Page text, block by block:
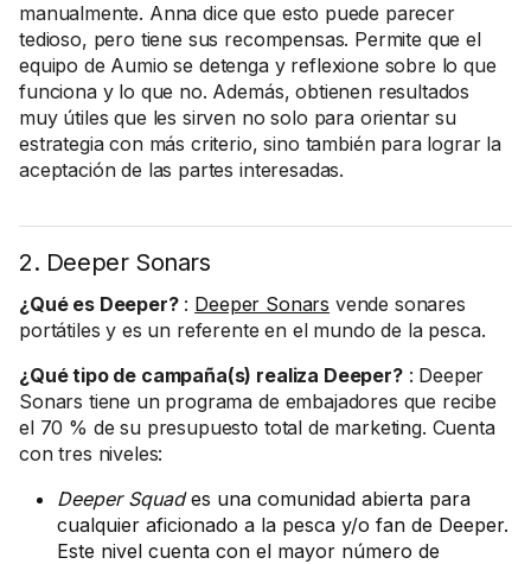
manualmente. Anna dice que esto puede parecer
tedioso, pero tiene sus recompensas. Permite que el
equipo de Aumio se detenga y reflexione sobre lo que
funciona y lo que no. Además, obtienen resultados
muy útiles que les sirven no solo para orientar su
estrategia con más criterio, sino también para lograr la
aceptación de las partes interesadas.
2. Deeper Sonars
¿Qué es Deeper?: ‍ Deeper Sonars vende sonares
portátiles y es un referente en el mundo de la pesca.
¿Qué tipo de campaña(s) realiza Deeper?: Deeper
Sonars tiene un programa de embajadores que recibe
el 70 % de su presupuesto total de marketing. Cuenta
con tres niveles:
Deeper Squades una comunidad abierta para
cualquier aficionado a la pesca y/o fan de Deeper.
Este nivel cuenta con el mayor número de